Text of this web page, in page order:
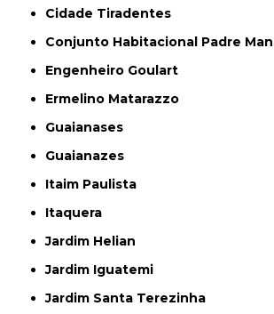
Cidade Tiradentes
Conjunto Habitacional Padre
Engenheiro Goulart
Ermelino Matarazzo
Guaianases
Guaianazes
Itaim Paulista
Itaquera
Jardim Helian
Jardim Iguatemi
Jardim Santa Terezinha